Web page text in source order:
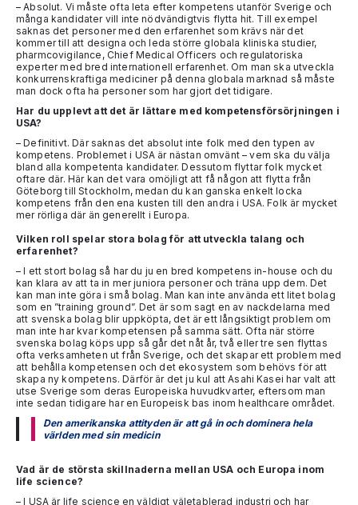
– Absolut. Vi måste ofta leta efter kompetens utanför Sverige och
många kandidater vill inte nödvändigtvis flytta hit. Till exempel
saknas det personer med den erfarenhet som krävs när det
kommer till att designa och leda större globala kliniska studier,
pharmcovigilance, Chief Medical Officers och regulatoriska
experter med bred internationell erfarenhet. Om man ska utveckla
konkurrenskraftiga mediciner på denna globala marknad så måste
man dock ofta ha personer som har gjort det tidigare.
Har du upplevt att det är lättare med kompetensförsörjningen i
USA?
– Definitivt. Där saknas det absolut inte folk med den typen av
kompetens. Problemet i USA är nästan omvänt – vem ska du välja
bland alla kompetenta kandidater. Dessutom flyttar folk mycket
oftare där. Här kan det vara omöjligt att få någon att flytta från
Göteborg till Stockholm, medan du kan ganska enkelt locka
kompetens från den ena kusten till den andra i USA. Folk är mycket
mer rörliga där än generellt i Europa.
Vilken roll spelar stora bolag för att utveckla talang och
erfarenhet?
– I ett stort bolag så har du ju en bred kompetens in-house och du
kan klara av att ta in mer juniora personer och träna upp dem. Det
kan man inte göra i små bolag. Man kan inte använda ett litet bolag
som en ”training ground”. Det är som sagt en av nackdelarna med
att svenska bolag blir uppköpta, det är ett långsiktigt problem om
man inte har kvar kompetensen på samma sätt. Ofta när större
svenska bolag köps upp så går det nåt år, två eller tre sen flyttas
ofta verksamheten ut från Sverige, och det skapar ett problem med
att behålla kompetensen och det ekosystem som behövs för att
skapa ny kompetens. Därför är det ju kul att Asahi Kasei har valt att
utse Sverige som deras Europeiska huvudkvarter, eftersom man
inte sedan tidigare har en Europeisk bas inom healthcare området.
Den amerikanska attityden är att gå in och dominera hela
världen med sin medicin
Vad är de största skillnaderna mellan USA och Europa inom
life science?
– I USA är life science en väldigt väletablerad industri och har